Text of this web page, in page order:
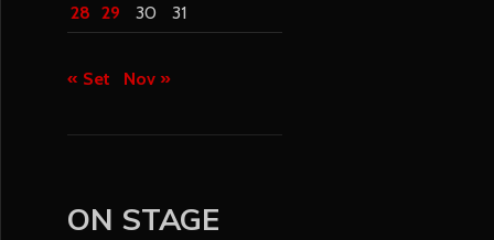
28 29 30 31
« Set Nov »
ON STAGE